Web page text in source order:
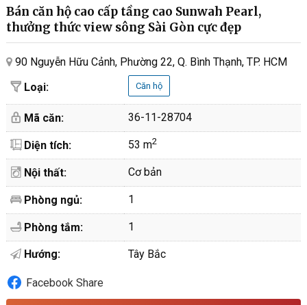
Bán căn hộ cao cấp tầng cao Sunwah Pearl,
thưởng thức view sông Sài Gòn cực đẹp
90 Nguyễn Hữu Cảnh, Phường 22, Q. Bình Thạnh, TP. HCM
Loại:
Căn hộ
Mã căn: 36-11-28704
Diện tích: 53 m2
Nội thất: Cơ bản
Phòng ngủ: 1
Phòng tắm: 1
Hướng: Tây Bắc
Facebook Share